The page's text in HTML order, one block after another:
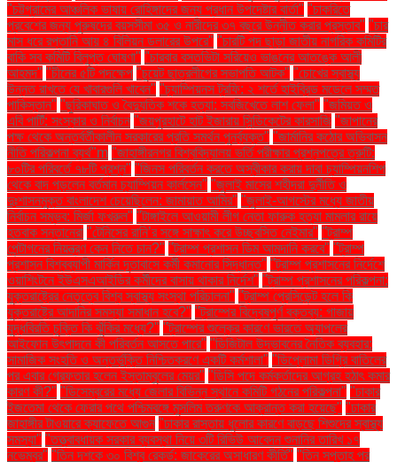
"চট্টগ্রামের আঞ্চলিক ভাষায় রোহিঙ্গাদের জন্য প্রধান উপদেষ্টার বার্তা" "চাকরিতে
প্রবেশের জন্য পুরুষদের বয়সসীমা ৩৫ ও নারীদের ৩৭ বছরে উন্নীত করার প্রস্তাব" "চার
মাস ধরে রপ্তানি আয় ৪ বিলিয়ন ডলারের উপরে" "চারটি পদ ছাড়া জাতীয় নাগরিক কমিটির
বাকি সব কমিটি বিলুপ্ত ঘোষণা" "চারবার বসতভিটা সরিয়েও ভাঙনের আতঙ্কে আলী
আহমদ" "চীনের ৫টি পদক্ষেপ "চুয়েট ছাত্রলীগের সভাপতি আটক" "চোখের স্বাস্থ্য
উন্নত রাখতে যে খাবারগুলি খাবেন" "চ্যাম্পিয়নস ট্রফি: ২ শর্তে হাইব্রিড মডেলে সম্মত
পাকিস্তান" "ছুরিকাঘাত ও বৈদ্যুতিক শকে হত্যা: সবজিখেতে লাশ ফেলা" "জমিয়ত ও
এবি পার্টি: সংস্কার ও নির্বাচন "জয়পুরহাটে হাট ইজারায় সিন্ডিকেটের কারসাজি "জাপানের
পক্ষ থেকে অন্তর্বর্তীকালীন সরকারের প্রতি সমর্থন পুনর্ব্যক্ত" "জার্মানির কঠোর অভিবাসন
নীতি পরিকল্পনা ব্যর্থ"m "জাহাঙ্গীরনগর বিশ্ববিদ্যালয় ভর্তি পরীক্ষার প্রশ্নপত্রে ত্রুটি:
৮০টির পরিবর্তে ৭৮টি প্রশ্ন" "জিনস পরিবর্তন করতে অস্বীকার করায় দাবা চ্যাম্পিয়নশিপ
থেকে বাদ পড়লেন বর্তমান চ্যাম্পিয়ন কার্লসেন" "জুলাই মাসের শহীদরা দুর্নীতি ও
দুঃশাসনমুক্ত বাংলাদেশ চেয়েছিলেন: জামায়াত আমির" "জুলাই-আগস্টের মধ্যে জাতীয়
নির্বাচন সম্ভব: মির্জা ফখরুল" "টাঙ্গাইলে আওয়ামী লীগ নেতা ফারুক হত্যা মামলার রায়ে
হতবাক সন্তানেরা "টেনিসের রানি’র সঙ্গে সাক্ষাৎ করে উচ্ছ্বসিত নেইমার" "ট্রাম্প
পেন্টাগনের নিয়ন্ত্রণ কেন নিতে চান?" "ট্রাম্প প্রশাসন ডিম আমদানি করবে" "ট্রাম্প
প্রশাসন বিশ্বব্যাপী মার্কিন দূতাবাসে কর্মী কমানোর সিদ্ধান্ত" "ট্রাম্প প্রশাসনের নির্দেশে
ওয়াশিংটনে ইউএসএআইডির কর্মীদের বাসায় থাকার নির্দেশ" "ট্রাম্প প্রশাসনের পরিকল্পনা:
যুক্তরাষ্ট্রের নেতৃত্বে বিশ্ব স্বাস্থ্য সংস্থা পরিচালনা" "ট্রাম্প প্রেসিডেন্ট হলে কি
যুক্তরাষ্ট্রে আদানির সমস্যা সমাধান হবে?" "ট্রাম্পের বিদ্বেষপূর্ণ বক্তব্য: গাজায়
যুদ্ধবিরতি চুক্তি কি ঝুঁকির মধ্যে?" "ট্রাম্পের শুল্কের কারণে ভারতে অ্যাপলের
আইফোন উৎপাদনে কী পরিবর্তন আসতে পারে" "ডিজিটাল উদ্ভাবনের নৈতিক ব্যবহার:
সামাজিক সংহতি ও অন্তর্ভুক্তি নিশ্চিতকরণে একটি কর্মশালা" "ডিপ্লোমা ডিগ্রি বাতিলের
পর এবার গ্রেফতার হলেন ইস্তাম্বুলের মেয়র" "ডিসি পদে কর্মকর্তাদের আগ্রহ হঠাৎ কমার
কারণ কী?" "ডিসেম্বরের মধ্যে জেলার বিভিন্ন স্থানে কমিটি গঠনের পরিকল্পনা" "ঢাকার
ইজতেমা থেকে ফেরার পথে পশ্চিমবঙ্গে মুসলিম তরুণকে আক্রান্ত করা হয়েছে" "ঢাকার
জাহাঙ্গীর টাওয়ারে ক্যাফেতে আগুন "ঢাকার রাস্তায় ধুলোর কারণে বাড়ছে শিশুদের স্বাস্থ্য
সমস্যা" "তত্ত্বাবধায়ক সরকার ব্যবস্থা নিয়ে ৩টি রিভিউ আবেদন শুনানির তারিখ ১৭
নভেম্বর" "তিন দশকে ৩০ বিশ্ব রেকর্ড: জাকেরের অসাধারণ কীর্তি" "তিন সপ্তাহ পর